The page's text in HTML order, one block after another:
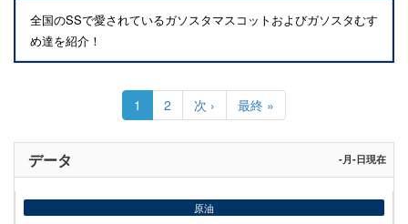
全国のSSで愛されているガソスタマスコットおよびガソスタむす
め達を紹介！
送
り
カ
レ
ン
ペ
1 Page
2
次
ペ
ー
次 ›
最
終
ペ
ジ
最終 »
データ -月-日現在
原油